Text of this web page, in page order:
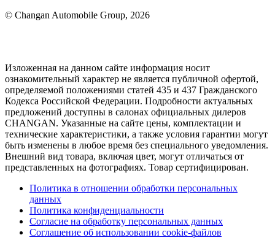
© Changan Automobile Group, 2026
Изложенная на данном сайте информация носит
ознакомительный характер не является публичной офертой,
определяемой положениями статей 435 и 437 Гражданского
Кодекса Российской Федерации. Подробности актуальных
предложений доступны в салонах официальных дилеров
CHANGAN. Указанные на сайте цены, комплектации и
технические характеристики, а также условия гарантии могут
быть изменены в любое время без специального уведомления.
Внешний вид товара, включая цвет, могут отличаться от
представленных на фотографиях. Товар сертифицирован.
Политика в отношении обработки персональных
данных
Политика конфиденциальности
Согласие на обработку персональных данных
Соглашение об использовании cookie-файлов